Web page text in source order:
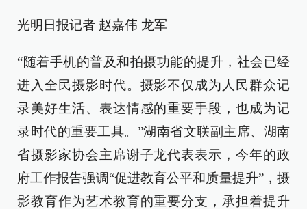
光明日报记者 赵嘉伟 龙军
“随着手机的普及和拍摄功能的提升，社会已经
进入全民摄影时代。摄影不仅成为人民群众记
录美好生活、表达情感的重要手段，也成为记
录时代的重要工具。”湖南省文联副主席、湖南
省摄影家协会主席谢子龙代表表示，今年的政
府工作报告强调“促进教育公平和质量提升”，摄
影教育作为艺术教育的重要分支，承担着提升